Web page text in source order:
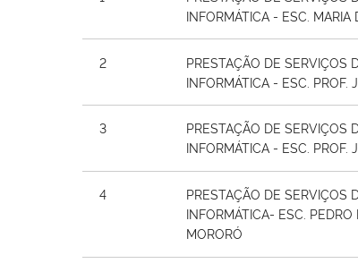
INFORMÁTICA - ESC. MARIA
2
PRESTAÇÃO DE SERVIÇOS
INFORMÁTICA - ESC. PROF.
3
PRESTAÇÃO DE SERVIÇOS
INFORMÁTICA - ESC. PROF.
4
PRESTAÇÃO DE SERVIÇOS
INFORMÁTICA- ESC. PEDRO
MORORÓ